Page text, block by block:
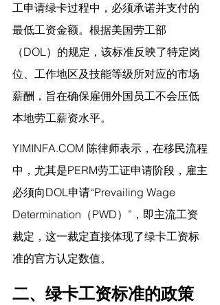
工申请绿卡过程中，必须承诺并支付的
最低工资金额。根据美国劳工部
（DOL）的规定，该标准反映了特定岗
位、工作地区及技能等级所对应的市场
薪酬，旨在确保雇佣外国员工不会压低
本地劳工薪资水平。
YIMINFA.COM 陈律师表示， 在移民流程
中，尤其是PERM劳工证申请阶段，雇主
必须向DOL申请“Prevailing Wage
Determination（PWD）”，即主流工资
裁定，这一裁定直接体现了绿卡工资标
准的官方认定数值。
二、绿卡工资标准的政策